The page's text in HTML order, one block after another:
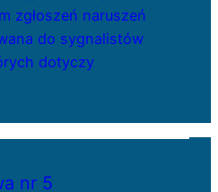
zgłoszeń naruszeń
do sygnalistów
dotyczy
nr 5